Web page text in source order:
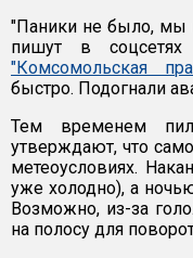
"Паники не было, мы
пишут в соцсетях
"Комсомольская
быстро. Подогнали
Тем временем
утверждают, что
метеоусловиях.
уже холодно), а
Возможно, из-за
на полосу для